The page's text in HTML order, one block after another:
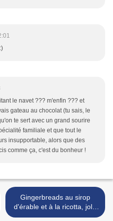
le navet ??? m'enfin ??? et
gateau au chocolat (tu sais, le
te sert avec un grand sourire
familiale et que tout le
insupportable, alors que des
comme ça, c'est du bonheur !
Gingerbreads au sirop
d'érable et à la ricotta, jolis
coeurs! >